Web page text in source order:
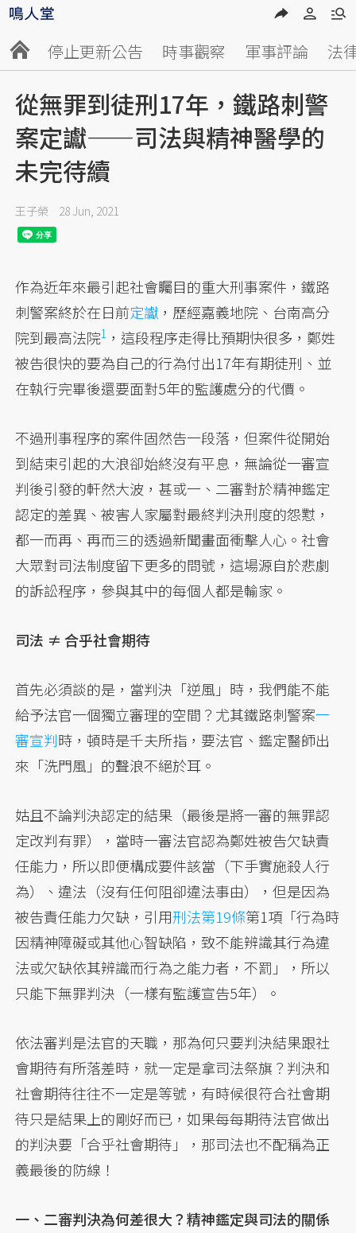
停止更新公告 時事觀察 軍事評論 法
從無罪到徒刑17年，鐵路刺警
案定讞——司法與精神醫學的
未完待續
王子榮 28 Jun, 2021
作為近年來最引起社會矚目的重大刑事案件，鐵路
刺警案終於在日前定讞 ，歷經嘉義地院、台南高分
院到最高法院1 ，這段程序走得比預期快很多，鄭姓
被告很快的要為自己的行為付出17年有期徒刑、並
在執行完畢後還要面對5年的監護處分的代價。
不過刑事程序的案件固然告一段落，但案件從開始
到結束引起的大浪卻始終沒有平息，無論從一審宣
判後引發的軒然大波，甚或一、二審對於精神鑑定
認定的差異、被害人家屬對最終判決刑度的怨懟，
都一而再、再而三的透過新聞畫面衝擊人心。社會
大眾對司法制度留下更多的問號，這場源自於悲劇
的訴訟程序，參與其中的每個人都是輸家。
司法 ≠ 合乎社會期待
首先必須談的是，當判決「逆風」時，我們能不能
給予法官一個獨立審理的空間？尤其鐵路刺警案一
審宣判時，頓時是千夫所指，要法官、鑑定醫師出
來「洗門風」的聲浪不絕於耳。
姑且不論判決認定的結果（最後是將一審的無罪認
定改判有罪），當時一審法官認為鄭姓被告欠缺責
任能力，所以即便構成要件該當（下手實施殺人行
為）、違法（沒有任何阻卻違法事由），但是因為
被告責任能力欠缺，引用刑法第19條第1項「行為時
因精神障礙或其他心智缺陷，致不能辨識其行為違
法或欠缺依其辨識而行為之能力者，不罰」，所以
只能下無罪判決（一樣有監護宣告5年）。
依法審判是法官的天職，那為何只要判決結果跟社
會期待有所落差時，就一定是拿司法祭旗？判決和
社會期待往往不一定是等號，有時候很符合社會期
待只是結果上的剛好而已，如果每每期待法官做出
的判決要「合乎社會期待」，那司法也不配稱為正
義最後的防線！
一、二審判決為何差很大？精神鑑定與司法的關係